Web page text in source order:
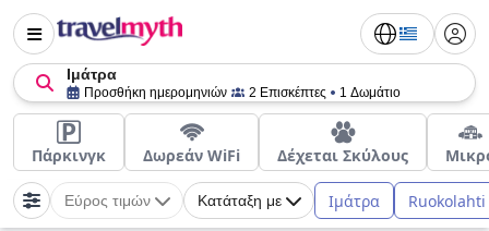
Ιμάτρα
Προσθήκη ημερομηνιών 2 Επισκέπτες 1 Δωμάτιο
Πάρκινγκ Δωρεάν WiFi Δέχεται Σκύλους
Εύρος τιμών Κατάταξη με Ιμάτρα Ruokolahti